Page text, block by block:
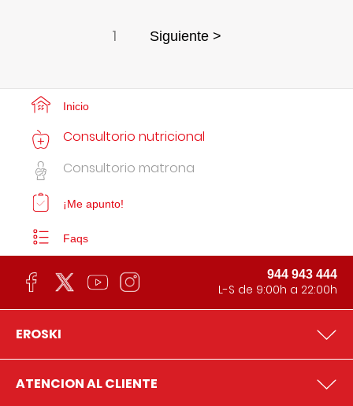
1 Siguiente >
Inicio
Consultorio nutricional
Consultorio matrona
¡Me apunto!
Faqs
944 943 444
L-S de 9:00h a 22:00h
EROSKI
ATENCION AL CLIENTE